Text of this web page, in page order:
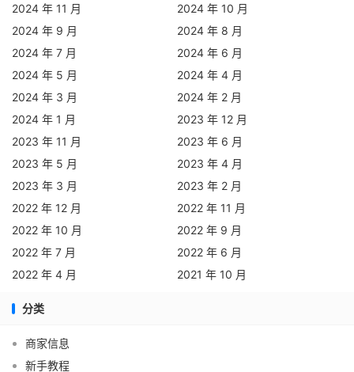
2024 年 11 月
2024 年 10 月
2024 年 9 月
2024 年 8 月
2024 年 7 月
2024 年 6 月
2024 年 5 月
2024 年 4 月
2024 年 3 月
2024 年 2 月
2024 年 1 月
2023 年 12 月
2023 年 11 月
2023 年 6 月
2023 年 5 月
2023 年 4 月
2023 年 3 月
2023 年 2 月
2022 年 12 月
2022 年 11 月
2022 年 10 月
2022 年 9 月
2022 年 7 月
2022 年 6 月
2022 年 4 月
2021 年 10 月
分类
商家信息
新手教程